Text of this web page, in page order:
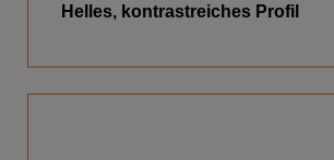
Helles, kontrastreiches Profil